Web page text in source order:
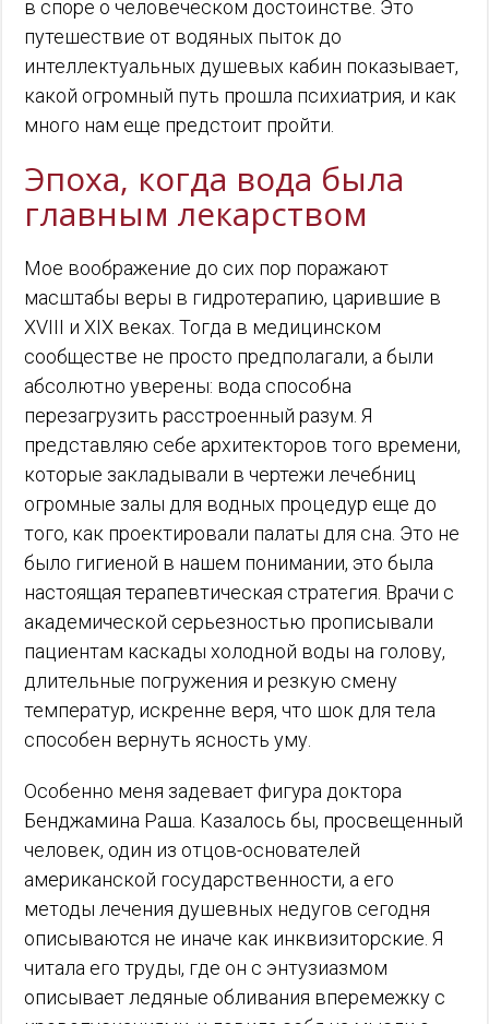
в споре о человеческом достоинстве. Это
путешествие от водяных пыток до
интеллектуальных душевых кабин показывает,
какой огромный путь прошла психиатрия, и как
много нам еще предстоит пройти.
Эпоха, когда вода была
главным лекарством
Мое воображение до сих пор поражают
масштабы веры в гидротерапию, царившие в
XVIII и XIX веках. Тогда в медицинском
сообществе не просто предполагали, а были
абсолютно уверены: вода способна
перезагрузить расстроенный разум. Я
представляю себе архитекторов того времени,
которые закладывали в чертежи лечебниц
огромные залы для водных процедур еще до
того, как проектировали палаты для сна. Это не
было гигиеной в нашем понимании, это была
настоящая терапевтическая стратегия. Врачи с
академической серьезностью прописывали
пациентам каскады холодной воды на голову,
длительные погружения и резкую смену
температур, искренне веря, что шок для тела
способен вернуть ясность уму.
Особенно меня задевает фигура доктора
Бенджамина Раша. Казалось бы, просвещенный
человек, один из отцов-основателей
американской государственности, а его
методы лечения душевных недугов сегодня
описываются не иначе как инквизиторские. Я
читала его труды, где он с энтузиазмом
описывает ледяные обливания вперемежку с